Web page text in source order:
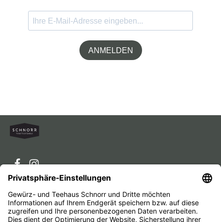
ANMELDEN
Service-Hotline